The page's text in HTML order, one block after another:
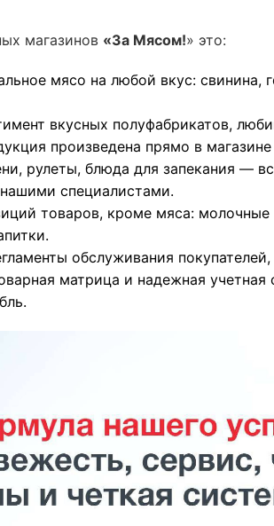
магазинов «За Мясом!» это:
мясо на любой вкус:
вкусных полуфабрикатов,
произведена прямо в
рулеты, блюда для запекания —
специалистами.
товаров, кроме мяса: молочные
обслуживания
матрица и надежная